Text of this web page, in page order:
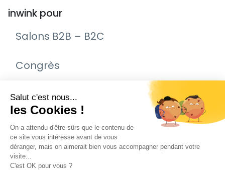
inwink pour
Salons B2B – B2C
Congrès
Remise de prix – Awards
Journée Portes Ouvertes (JPO)